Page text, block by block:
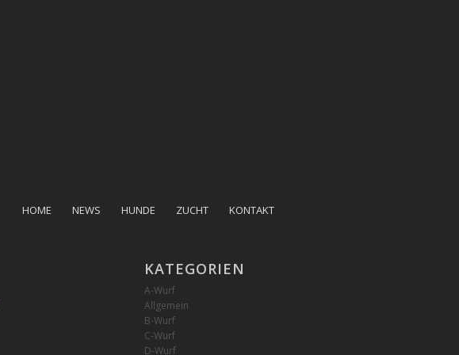
HOME NEWS HUNDE ZUCHT KONTAKT
KATEGORIEN
A-Wurf
Allgemein
B-Wurf
C-Wurf
D-Wurf